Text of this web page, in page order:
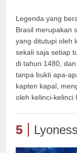
Legenda yang
Brasil merupakan
yang ditutupi oleh
sekali saja setiap
di tahun 1480,
tanpa bukti apa-
kapten kapal,
oleh kelinci-kelinci
5